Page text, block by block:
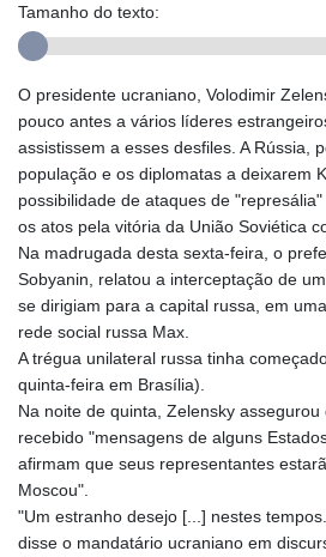
Tamanho do texto:
O presidente ucraniano, Volodimir
pouco antes a vários líderes
assistissem a esses desfiles. A Rússia,
população e os diplomatas a deixarem
possibilidade de ataques de
os atos pela vitória da União Soviética
Na madrugada desta sexta-feira, o
Sobyanin, relatou a interceptação de
se dirigiam para a capital russa, em
rede social russa Max.
A trégua unilateral russa tinha
quinta-feira em Brasília).
Na noite de quinta, Zelensky
recebido "mensagens de alguns
afirmam que seus representantes
Moscou".
"Um estranho desejo [...] nestes
disse o mandatário ucraniano em